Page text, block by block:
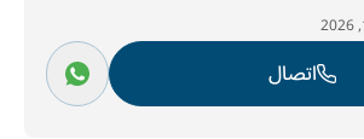
اتصال